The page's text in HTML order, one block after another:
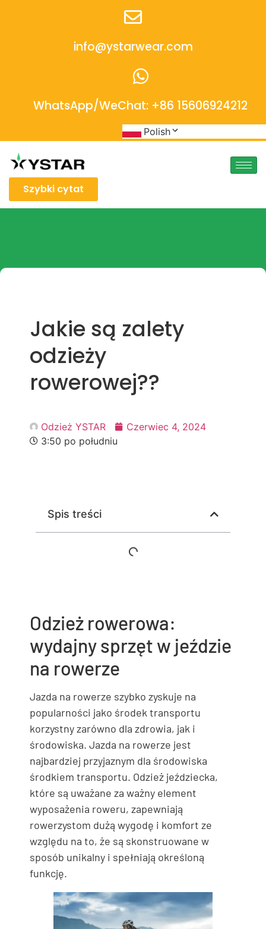
info@ystarwear.com
WhatsApp/WeChat: +86 15606924212
Polish
Szybki cytat
Jakie są zalety
odzieży
rowerowej??
Odzież YSTAR
Czerwiec 4, 2024
3:50 po południu
Spis treści
Odzież rowerowa:
wydajny sprzęt w jeździe
na rowerze
Jazda na rowerze szybko zyskuje na
popularności jako środek transportu
korzystny zarówno dla zdrowia, jak i
środowiska. Jazda na rowerze jest
najbardziej przyjaznym dla środowiska
środkiem transportu. Odzież jeździecka,
które są uważane za ważny element
wyposażenia roweru, zapewniają
rowerzystom dużą wygodę i komfort ze
względu na to, że są skonstruowane w
sposób unikalny i spełniają określoną
funkcję.